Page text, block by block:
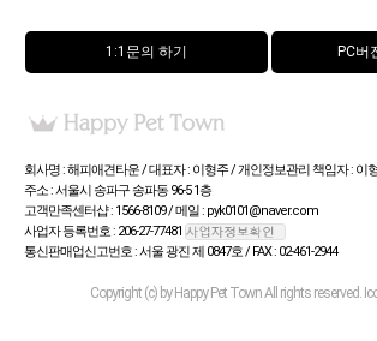
1:1문의 하기 PC버
회사명 : 해피애견타운 / 대표자 : 이형주 / 개인정보관리 책임자 : 이
주소 : 서울시 송파구 송파동 96-5 1층
고객만족센터샵 : 1566-8109 / 메일 : pyk0101@naver.com
사업자 등록번호 : 206-27-77481
통신판매업신고번호 : 서울 광진 제 0847호 / FAX : 02-461-2944
Copyright (c) by Happy Pet Town All rights reserved.